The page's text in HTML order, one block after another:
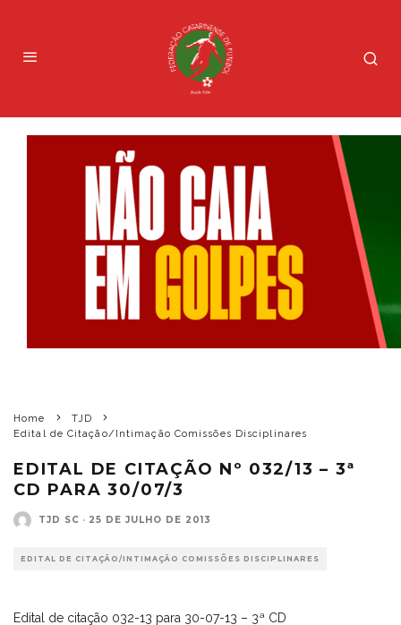
Home
TJD
Edital de Citação/Intimação Comissões Disciplinares
EDITAL DE CITAÇÃO Nº 032/13 – 3ª
CD PARA 30/07/3
TJD SC · 25 DE JULHO DE 2013
EDITAL DE CITAÇÃO/INTIMAÇÃO COMISSÕES DISCIPLINARES
Edital de citação 032-13 para 30-07-13 – 3ª CD